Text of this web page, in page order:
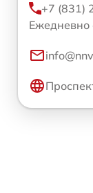
+7 (831)
Ежедневно